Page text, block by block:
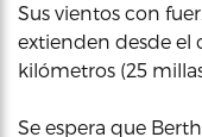
Sus vientos con
extienden desde el
kilómetros (25
Se espera que